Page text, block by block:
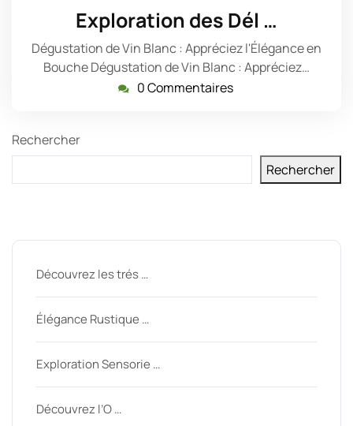
juin
2025
Exploration des Dél …
Dégustation de Vin Blanc : Appréciez l'Élégance en
Bouche Dégustation de Vin Blanc : Appréciez…
0 Commentaires
Rechercher
Rechercher
Découvrez les trés …
Élégance Rustique …
Exploration Sensorie …
Découvrez l’O …